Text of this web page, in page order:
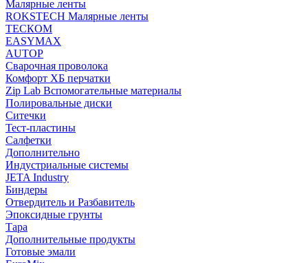
Малярные ленты
ROKSTECH Малярные ленты
ТЕСКОМ
EASYMAX
AUTOP
Сварочная проволока
Комфорт ХБ перчатки
Zip Lab Вспомогательные материалы
Полировальные диски
Ситечки
Тест-пластины
Салфетки
Дополнительно
Индустриальные системы
JETA Industry
Биндеры
Отвердитель и Разбавитель
Эпоксидные грунты
Тара
Дополнительные продукты
Готовые эмали